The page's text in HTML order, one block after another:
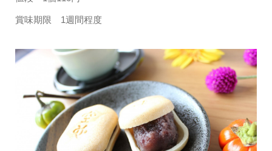
賞味期限 1週間程度